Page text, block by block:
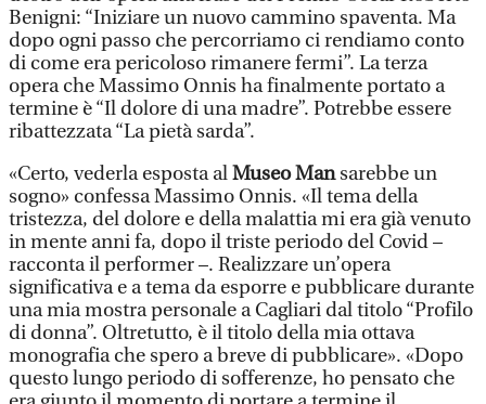
Benigni: “Iniziare un nuovo cammino spaventa. Ma
dopo ogni passo che percorriamo ci rendiamo conto
di come era pericoloso rimanere fermi”. La terza
opera che Massimo Onnis ha finalmente portato a
termine è “Il dolore di una madre”. Potrebbe essere
ribattezzata “La pietà sarda”.
«Certo, vederla esposta alMuseo Mansarebbe un
sogno» confessa Massimo Onnis. «Il tema della
tristezza, del dolore e della malattia mi era già venuto
in mente anni fa, dopo il triste periodo del Covid –
racconta il performer –. Realizzare un’opera
significativa e a tema da esporre e pubblicare durante
una mia mostra personale a Cagliari dal titolo “Profilo
di donna”. Oltretutto, è il titolo della mia ottava
monografia che spero a breve di pubblicare». «Dopo
questo lungo periodo di sofferenze, ho pensato che